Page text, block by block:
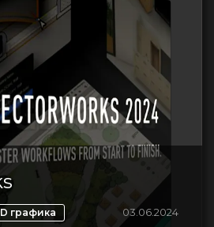
графика 03.06.2024